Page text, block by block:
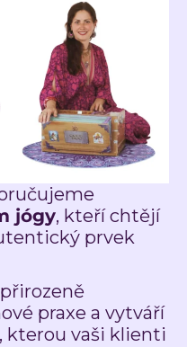
jógy, kteří chtějí
prvek
praxe a vytváří
kterou vaši klienti